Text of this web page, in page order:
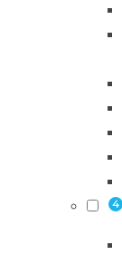
4